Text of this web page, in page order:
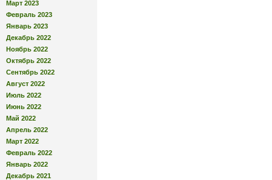
Март 2023
Февраль 2023
Январь 2023
Декабрь 2022
Ноябрь 2022
Октябрь 2022
Сентябрь 2022
Август 2022
Июль 2022
Июнь 2022
Май 2022
Апрель 2022
Март 2022
Февраль 2022
Январь 2022
Декабрь 2021